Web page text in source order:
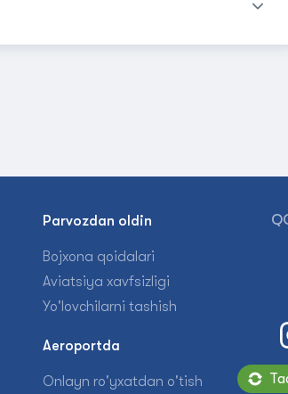
Parvozdan oldin
Bojxona qoidalari
Aviatsiya xavfsizligi
Yo'lovchilarni tashish
Aeroportda
Onlayn ro'yxatdan o'tish